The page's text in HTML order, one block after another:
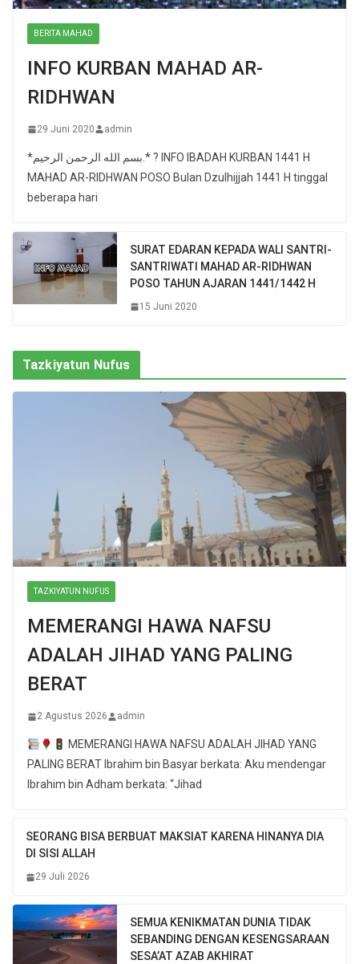
BERITA MAHAD
INFO KURBAN MAHAD AR-
RIDHWAN
29 Juni 2020 admin
*بسم الله الرحمن الرحيم.* ? INFO IBADAH KURBAN 1441 H
MAHAD AR-RIDHWAN POSO Bulan Dzulhijjah 1441 H tinggal
beberapa hari
SURAT EDARAN KEPADA WALI SANTRI-
SANTRIWATI MAHAD AR-RIDHWAN
POSO TAHUN AJARAN 1441/1442 H
15 Juni 2020
Tazkiyatun Nufus
TAZKIYATUN NUFUS
MEMERANGI HAWA NAFSU
ADALAH JIHAD YANG PALING
BERAT
2 Agustus 2026 admin
MEMERANGI HAWA NAFSU ADALAH JIHAD YANG
PALING BERAT Ibrahim bin Basyar berkata: Aku mendengar
Ibrahim bin Adham berkata: “Jihad
SEORANG BISA BERBUAT MAKSIAT KARENA HINANYA DIA
DI SISI ALLAH
29 Juli 2026
SEMUA KENIKMATAN DUNIA TIDAK
SEBANDING DENGAN KESENGSARAAN
SESA’AT AZAB AKHIRAT